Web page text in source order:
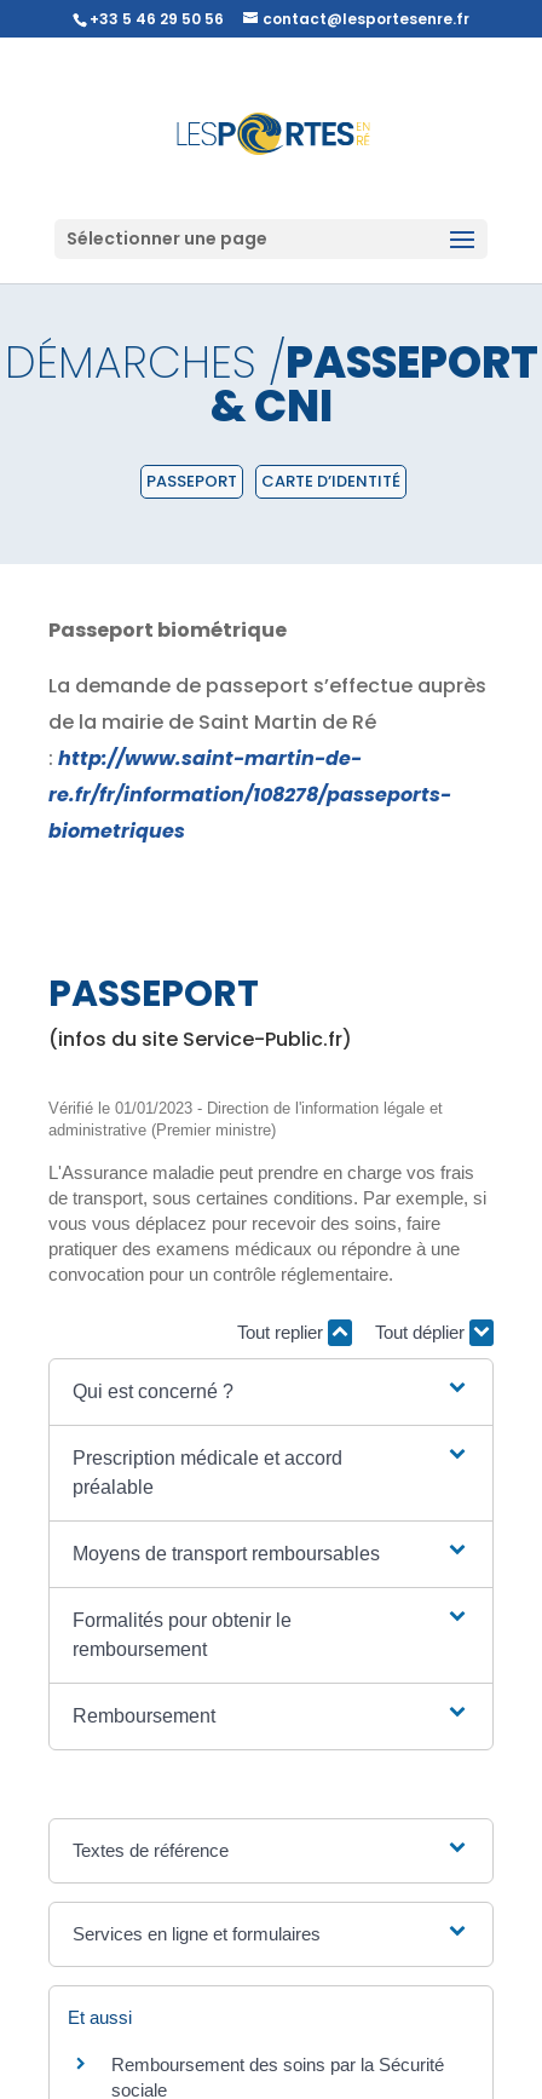
+33 5 46 29 50 56 contact@lesportesenre.fr
Sélectionner une page
DÉMARCHES /PASSEPORT
& CNI
PASSEPORT CARTE D’IDENTITÉ
Passeport biométrique
La demande de passeport s’effectue auprès
de la mairie de Saint Martin de Ré
: http://www.saint-martin-de-
re.fr/fr/information/108278/passeports-
biometriques
PASSEPORT
(infos du site Service-Public.fr)
Vérifié le 01/01/2023 - Direction de l'information légale et
administrative (Premier ministre)
L'Assurance maladie peut prendre en charge vos frais
de transport, sous certaines conditions. Par exemple, si
vous vous déplacez pour recevoir des soins, faire
pratiquer des examens médicaux ou répondre à une
convocation pour un contrôle réglementaire.
Tout replier Tout déplier
Qui est concerné ?
Prescription médicale et accord
préalable
Moyens de transport remboursables
Formalités pour obtenir le
remboursement
Remboursement
Textes de référence
Services en ligne et formulaires
Et aussi
Remboursement des soins par la Sécurité
sociale